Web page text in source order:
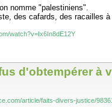
nomme "palestiniens".
des cafards, des racailles
watch?v=Ix6In8dE12Y
d'obtempérer à
article/faits-divers-justice/